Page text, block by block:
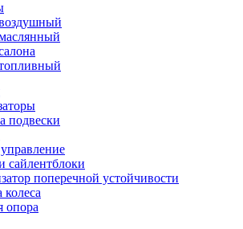
подвески
сайлентблоки
поперечной устойчивости
опора